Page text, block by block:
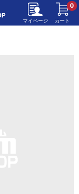
マイページ カート
0